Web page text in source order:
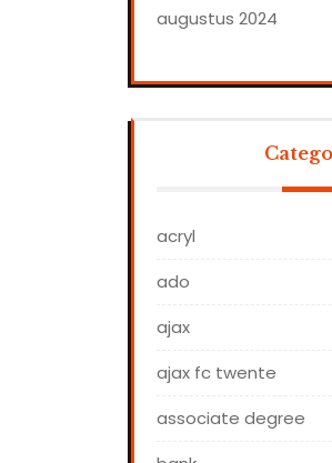
augustus 2024
acryl
ado
ajax
ajax fc twente
associate degree